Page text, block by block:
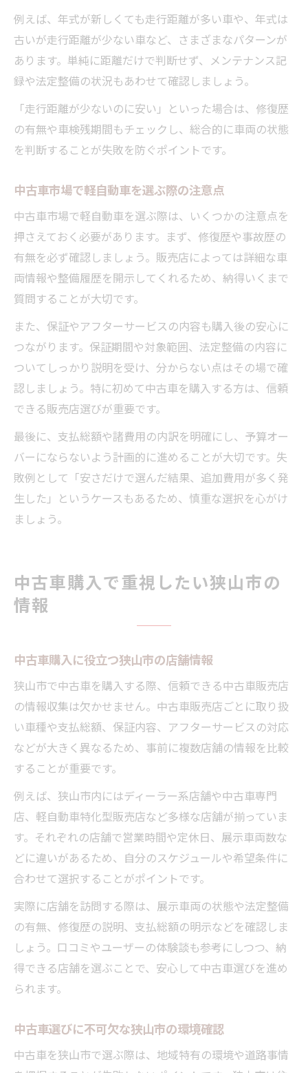
例えば、年式が新しくても走行距離が多い車や、年式は
古いが走行距離が少ない車など、さまざまなパターンが
あります。単純に距離だけで判断せず、メンテナンス記
録や法定整備の状況もあわせて確認しましょう。
「走行距離が少ないのに安い」といった場合は、修復歴
の有無や車検残期間もチェックし、総合的に車両の状態
を判断することが失敗を防ぐポイントです。
中古車市場で軽自動車を選ぶ際の注意点
中古車市場で軽自動車を選ぶ際は、いくつかの注意点を
押さえておく必要があります。まず、修復歴や事故歴の
有無を必ず確認しましょう。販売店によっては詳細な車
両情報や整備履歴を開示してくれるため、納得いくまで
質問することが大切です。
また、保証やアフターサービスの内容も購入後の安心に
つながります。保証期間や対象範囲、法定整備の内容に
ついてしっかり説明を受け、分からない点はその場で確
認しましょう。特に初めて中古車を購入する方は、信頼
できる販売店選びが重要です。
最後に、支払総額や諸費用の内訳を明確にし、予算オー
バーにならないよう計画的に進めることが大切です。失
敗例として「安さだけで選んだ結果、追加費用が多く発
生した」というケースもあるため、慎重な選択を心がけ
ましょう。
中古車購入で重視したい狭山市の
情報
中古車購入に役立つ狭山市の店舗情報
狭山市で中古車を購入する際、信頼できる中古車販売店
の情報収集は欠かせません。中古車販売店ごとに取り扱
い車種や支払総額、保証内容、アフターサービスの対応
などが大きく異なるため、事前に複数店舗の情報を比較
することが重要です。
例えば、狭山市内にはディーラー系店舗や中古車専門
店、軽自動車特化型販売店など多様な店舗が揃っていま
す。それぞれの店舗で営業時間や定休日、展示車両数な
どに違いがあるため、自分のスケジュールや希望条件に
合わせて選択することがポイントです。
実際に店舗を訪問する際は、展示車両の状態や法定整備
の有無、修復歴の説明、支払総額の明示などを確認しま
しょう。口コミやユーザーの体験談も参考にしつつ、納
得できる店舗を選ぶことで、安心して中古車選びを進め
られます。
中古車選びに不可欠な狭山市の環境確認
中古車を狭山市で選ぶ際は、地域特有の環境や道路事情